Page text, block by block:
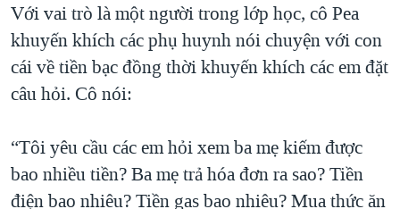
Với vai trò là một người trong lớp học, cô Pea
khuyến khích các phụ huynh nói chuyện với con
cái về tiền bạc đồng thời khuyến khích các em đặt
câu hỏi. Cô nói:
“Tôi yêu cầu các em hỏi xem ba mẹ kiếm được
bao nhiều tiền? Ba mẹ trả hóa đơn ra sao? Tiền
điện bao nhiêu? Tiền gas bao nhiêu? Mua thức ăn